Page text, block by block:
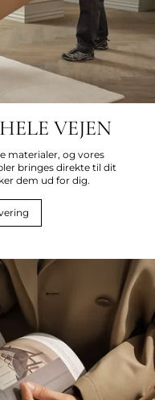
VEJEN
materialer, og vores
bringes direkte til dit
dem ud for dig.